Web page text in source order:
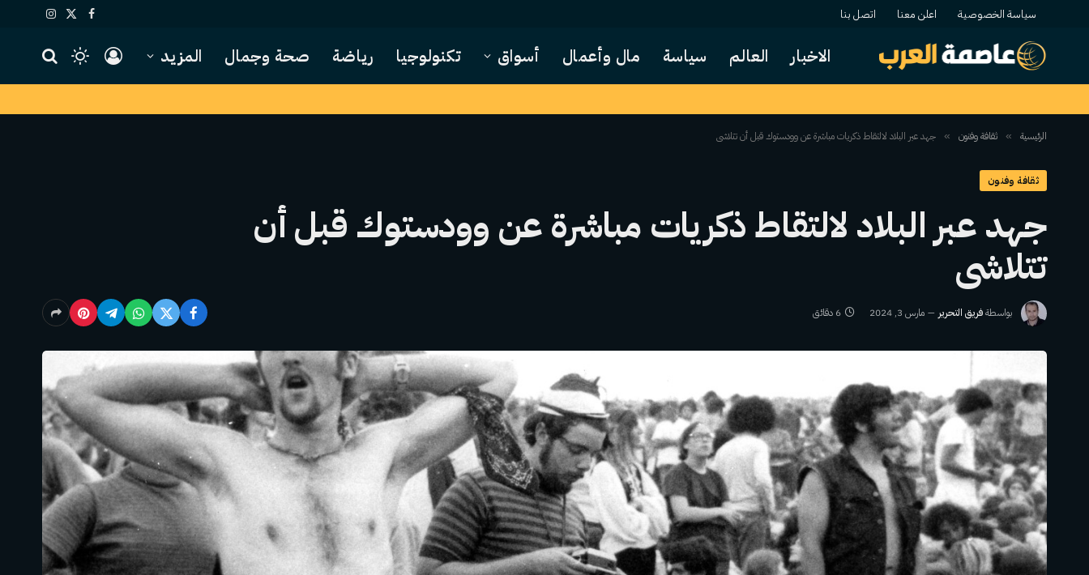
سياسة الخصوصية اعلن معنا اتصل بنا فيسبوك
X
الانستغرام
الاخبار العالم سياسة مال وأعمال أسواق تكنولوجيا رياضة صحة وجمال المزيد
الرئيسية » ثقافة وفنون » جهد عبر البلاد لالتقاط ذكريات مباشرة عن وودستوك قبل أن تتلاشى
ثقافة وفنون
جهد عبر البلاد لالتقاط ذكريات مباشرة عن وودستوك قبل أن
تتلاشى
بواسطةفريق التحرير مارس 3, 2024 6 دقائق